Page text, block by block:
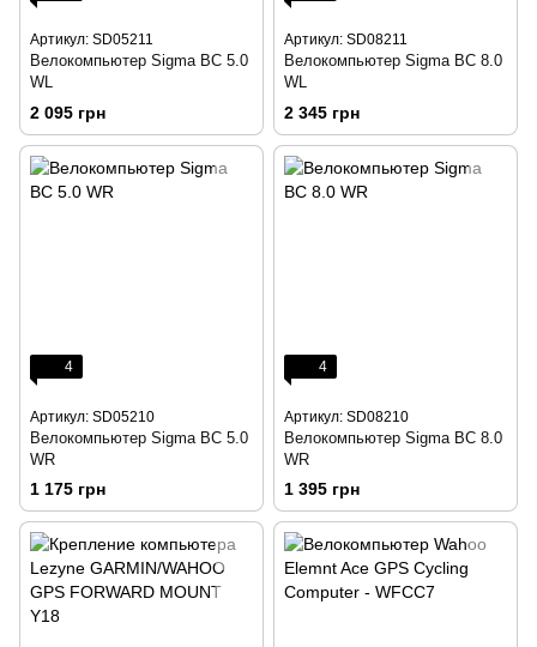
Артикул: SD05211
Велокомпьютер Sigma BC 5.0
WL
2 095 грн
Артикул: SD08211
Велокомпьютер Sigma BC 8.0
WL
2 345 грн
4
Артикул: SD05210
Велокомпьютер Sigma BC 5.0
WR
1 175 грн
4
Артикул: SD08210
Велокомпьютер Sigma BC 8.0
WR
1 395 грн